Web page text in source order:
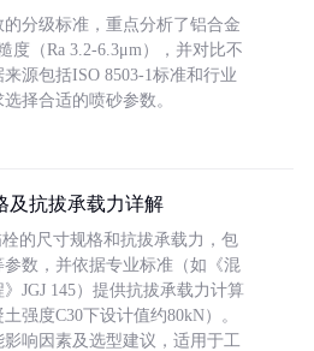
分级标准，重点分析了铝合金
度（Ra 3.2-6.3μm），并对比不
源包括ISO 8503-1标准和行业
择合适的喷砂参数。
及抗拔承载力详解
的尺寸规格和抗拔承载力，包
数，并依据专业标准（如《混
JGJ 145）提供抗拔承载力计算
强度C30下设计值约80kN）。
响因素及选型建议，适用于工